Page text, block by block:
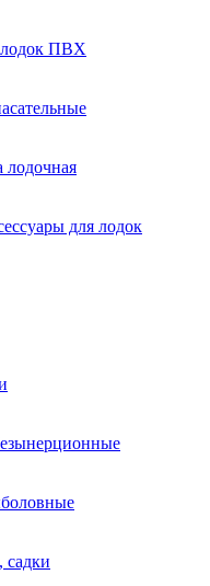
ПВХ
лодочная
для лодок
садки